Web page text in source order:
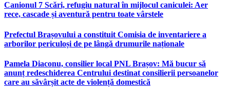
Canionul 7 Scări, refugiu natural în mijlocul caniculei: Aer
rece, cascade și aventură pentru toate vârstele
Prefectul Brașovului a constituit Comisia de inventariere a
arborilor periculoși de pe lângă drumurile naționale
Pamela Diaconu, consilier local PNL Brașov: Mă bucur să
anunț redeschiderea Centrului destinat consilierii persoanelor
care au săvârșit acte de violență domestică